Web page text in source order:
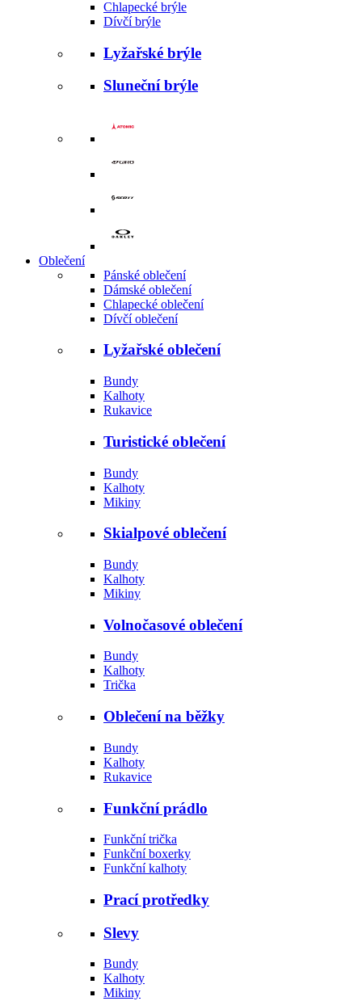
Chlapecké brýle
Dívčí brýle
Lyžařské brýle
Sluneční brýle
Oblečení
Pánské oblečení
Dámské oblečení
Chlapecké oblečení
Dívčí oblečení
Lyžařské oblečení
Bundy
Kalhoty
Rukavice
Turistické oblečení
Bundy
Kalhoty
Mikiny
Skialpové oblečení
Bundy
Kalhoty
Mikiny
Volnočasové oblečení
Bundy
Kalhoty
Trička
Oblečení na běžky
Bundy
Kalhoty
Rukavice
Funkční prádlo
Funkční trička
Funkční boxerky
Funkční kalhoty
Prací protředky
Slevy
Bundy
Kalhoty
Mikiny